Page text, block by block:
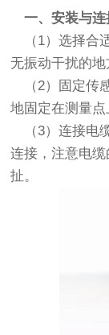
一、安装与连
（1）选择合
无振动干扰的地
（2）固定传
地固定在测量点
（3）连接电
连接，注意电
扯。